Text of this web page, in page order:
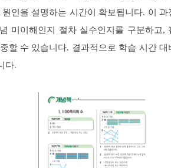
인을 설명하는 시간이 확보됩니다. 이 과
미이해인지 절차 실수인지를 구분하고,
할 수 있습니다. 결과적으로 학습 시간 대
다.